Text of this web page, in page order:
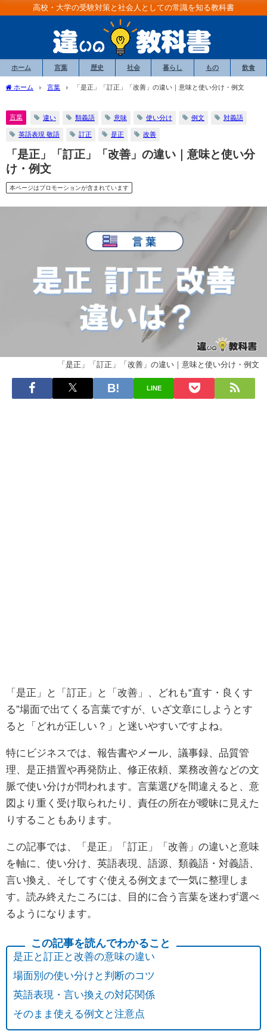
高校・大学の受験対策と社会人としての常識を知る教科書
ホーム 言葉 歴史 社会 暮らし もの 飲食
ホーム 言葉 「是正」「訂正」「改善」の違い｜意味と使い分け・例文
言葉 違い 類義語 意味 使い分け 例文 対義語
英語表現 敬語 訂正 是正 改善
「是正」「訂正」「改善」の違い｜意味と使い分
け・例文
本ページはプロモーションが含まれています
「是正」「訂正」「改善」の違い｜意味と使い分け・例文
LINE
「是正」と「訂正」と「改善」、どれも“直す・良くす
る”場面で出てくる言葉ですが、いざ文章にしようとす
ると「どれが正しい？」と迷いやすいですよね。
特にビジネスでは、報告書やメール、議事録、品質管
理、是正措置や再発防止、修正依頼、業務改善などの文
脈で使い分けが問われます。言葉選びを間違えると、意
図より重く受け取られたり、責任の所在が曖昧に見えた
りすることもあります。
この記事では、「是正」「訂正」「改善」の違いと意味
を軸に、使い分け、英語表現、語源、類義語・対義語、
言い換え、そしてすぐ使える例文まで一気に整理しま
す。読み終えたころには、目的に合う言葉を迷わず選べ
るようになります。
是正と訂正と改善の意味の違い
場面別の使い分けと判断のコツ
英語表現・言い換えの対応関係
そのまま使える例文と注意点